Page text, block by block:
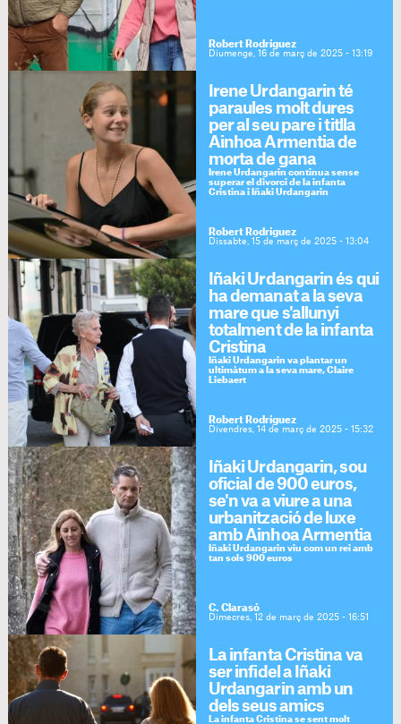
Robert Rodríguez
Diumenge, 16 de març de 2025 - 13:19
Irene Urdangarin té
paraules molt dures
per al seu pare i titlla
Ainhoa Armentia de
morta de gana
Irene Urdangarin continua sense
superar el divorci de la infanta
Cristina i Iñaki Urdangarin
Robert Rodríguez
Dissabte, 15 de març de 2025 - 13:04
Iñaki Urdangarin és qui
ha demanat a la seva
mare que s'allunyi
totalment de la infanta
Cristina
Iñaki Urdangarin va plantar un
ultimàtum a la seva mare, Claire
Liebaert
Robert Rodríguez
Divendres, 14 de març de 2025 - 15:32
Iñaki Urdangarin, sou
oficial de 900 euros,
se'n va a viure a una
urbanització de luxe
amb Ainhoa Armentia
Iñaki Urdangarin viu com un rei amb
tan sols 900 euros
C. Clarasó
Dimecres, 12 de març de 2025 - 16:51
La infanta Cristina va
ser infidel a Iñaki
Urdangarin amb un
dels seus amics
La infanta Cristina se sent molt